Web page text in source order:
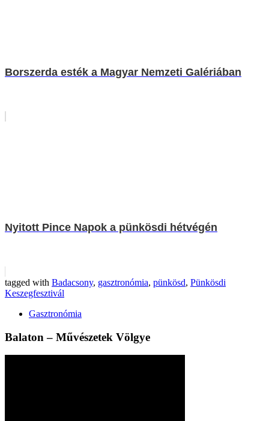
Borszerda esték a Magyar Nemzeti Galériában
Nyitott Pince Napok a pünkösdi hétvégén
tagged with Badacsony, gasztronómia, pünkösd, Pünkösdi
Keszegfesztivál
Gasztronómia
Balaton – Művészetek Völgye